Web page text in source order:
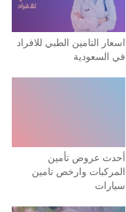
اسعار التامين الطبي للافراد
في السعودية
أحدث عروض تأمين
المركبات وارخص تامين
سيارات